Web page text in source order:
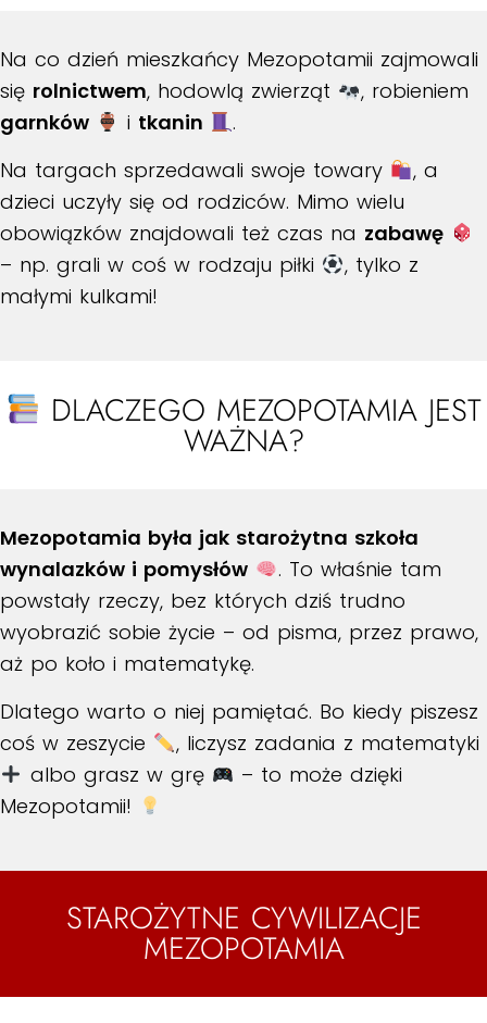
Na co dzień mieszkańcy Mezopotamii zajmowali
się rolnictwem, hodowlą zwierząt
, robieniem
garnków
i tkanin
.
Na targach sprzedawali swoje towary
, a
dzieci uczyły się od rodziców. Mimo wielu
obowiązków znajdowali też czas na zabawę
– np. grali w coś w rodzaju piłki
, tylko z
małymi kulkami!
DLACZEGO MEZOPOTAMIA JEST
WAŻNA?
Mezopotamia była jak starożytna szkoła
wynalazków i pomysłów
. To właśnie tam
powstały rzeczy, bez których dziś trudno
wyobrazić sobie życie – od pisma, przez prawo,
aż po koło i matematykę.
Dlatego warto o niej pamiętać. Bo kiedy piszesz
coś w zeszycie
, liczysz zadania z matematyki
albo grasz w grę
– to może dzięki
Mezopotamii!
STAROŻYTNE CYWILIZACJE
MEZOPOTAMIA